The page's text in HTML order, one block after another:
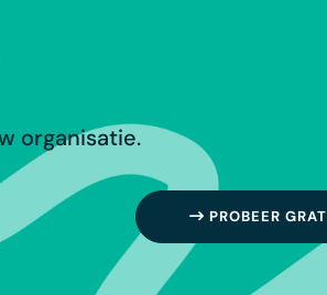
organisatie.
PROBEER